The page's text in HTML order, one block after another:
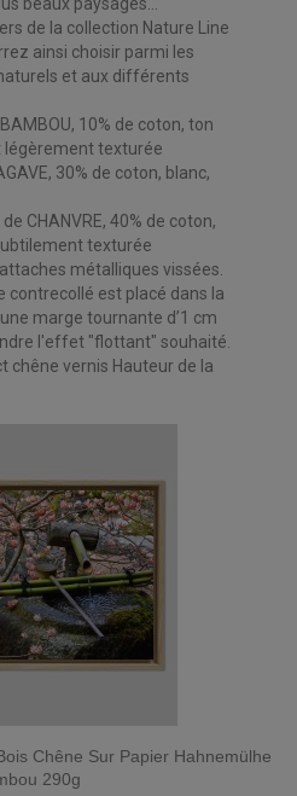
de la collection Nature Line
ainsi choisir parmi les
et aux différents
10% de coton, ton
légèrement texturée
30% de coton, blanc,
CHANVRE, 40% de coton,
texturée
métalliques vissées.
contrecollé est placé dans la
marge tournante d’1 cm
l'effet "flottant" souhaité.
chêne vernis Hauteur de la
Chêne Sur Papier Hahnemülhe
290g